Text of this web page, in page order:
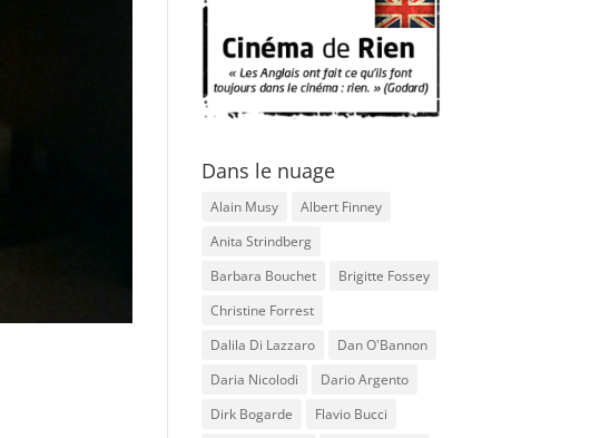
Dans le nuage
Alain Musy
Albert Finney
Anita Strindberg
Barbara Bouchet
Brigitte Fossey
Christine Forrest
Dalila Di Lazzaro
Dan O'Bannon
Daria Nicolodi
Dario Argento
Dirk Bogarde
Flavio Bucci